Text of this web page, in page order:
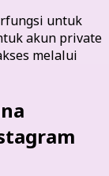
untuk
akun private
melalui